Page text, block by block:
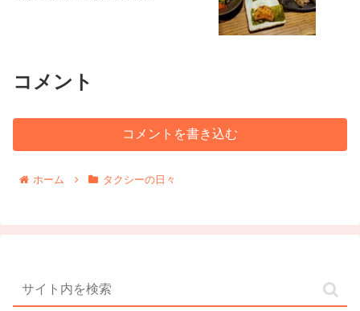
コメント
コメントを書き込む
ホーム タクシーの日々